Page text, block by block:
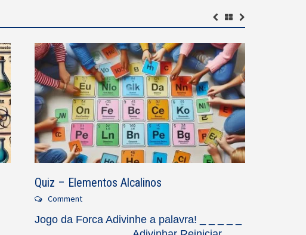
Quiz – Elementos Alcalinos
Comment
Jogo da Forca Adivinhe a palavra! _ _ _ _ _